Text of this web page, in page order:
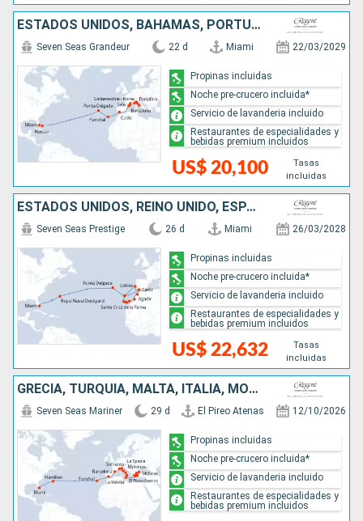
ESTADOS UNIDOS, BAHAMAS, PORTUGAL, ESPAÑA, FRANCIA, MONACO, ITALIA
Seven Seas Grandeur 22 d Miami 22/03/2029
US$ 20,100
Tasas
incluidas
Propinas incluidas
Noche pre-crucero incluida*
Servicio de lavanderia incluido
Restaurantes de especialidades y
bebidas premium incluidos
ESTADOS UNIDOS, REINO UNIDO, ESPAÑA, MARRUECOS, PORTUGAL
Seven Seas Prestige 26 d Miami 26/03/2028
US$ 22,632
Tasas
incluidas
Propinas incluidas
Noche pre-crucero incluida*
Servicio de lavanderia incluido
Restaurantes de especialidades y
bebidas premium incluidos
GRECIA, TURQUÍA, MALTA, ITALIA, MONACO, ESPAÑA, PORTUGAL, REINO UNIDO, ESTADOS UNIDOS
Seven Seas Mariner 29 d El Pireo Atenas 12/10/2026
Propinas incluidas
Noche pre-crucero incluida*
Servicio de lavanderia incluido
Restaurantes de especialidades y
bebidas premium incluidos